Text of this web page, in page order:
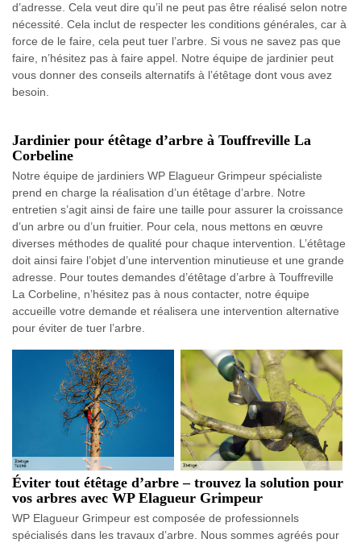
d’adresse. Cela veut dire qu’il ne peut pas être réalisé selon notre
nécessité. Cela inclut de respecter les conditions générales, car à
force de le faire, cela peut tuer l’arbre. Si vous ne savez pas que
faire, n’hésitez pas à faire appel. Notre équipe de jardinier peut
vous donner des conseils alternatifs à l’étêtage dont vous avez
besoin.
Jardinier pour étêtage d’arbre à Touffreville La
Corbeline
Notre équipe de jardiniers WP Elagueur Grimpeur spécialiste
prend en charge la réalisation d’un étêtage d’arbre. Notre
entretien s’agit ainsi de faire une taille pour assurer la croissance
d’un arbre ou d’un fruitier. Pour cela, nous mettons en œuvre
diverses méthodes de qualité pour chaque intervention. L’étêtage
doit ainsi faire l’objet d’une intervention minutieuse et une grande
adresse. Pour toutes demandes d’étêtage d’arbre à Touffreville
La Corbeline, n’hésitez pas à nous contacter, notre équipe
accueille votre demande et réalisera une intervention alternative
pour éviter de tuer l’arbre.
Éviter tout étêtage d’arbre – trouvez la solution pour
vos arbres avec WP Elagueur Grimpeur
WP Elagueur Grimpeur est composée de professionnels
spécialisés dans les travaux d’arbre. Nous sommes agréés pour